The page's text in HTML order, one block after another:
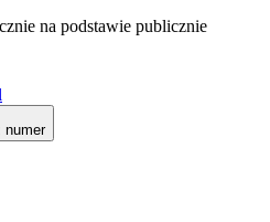
na podstawie publicznie
numer